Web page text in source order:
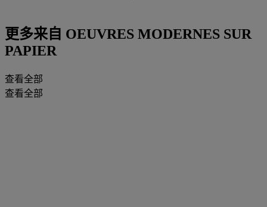
更多来自 OEUVRES MODERNES SUR
PAPIER
查看全部
查看全部